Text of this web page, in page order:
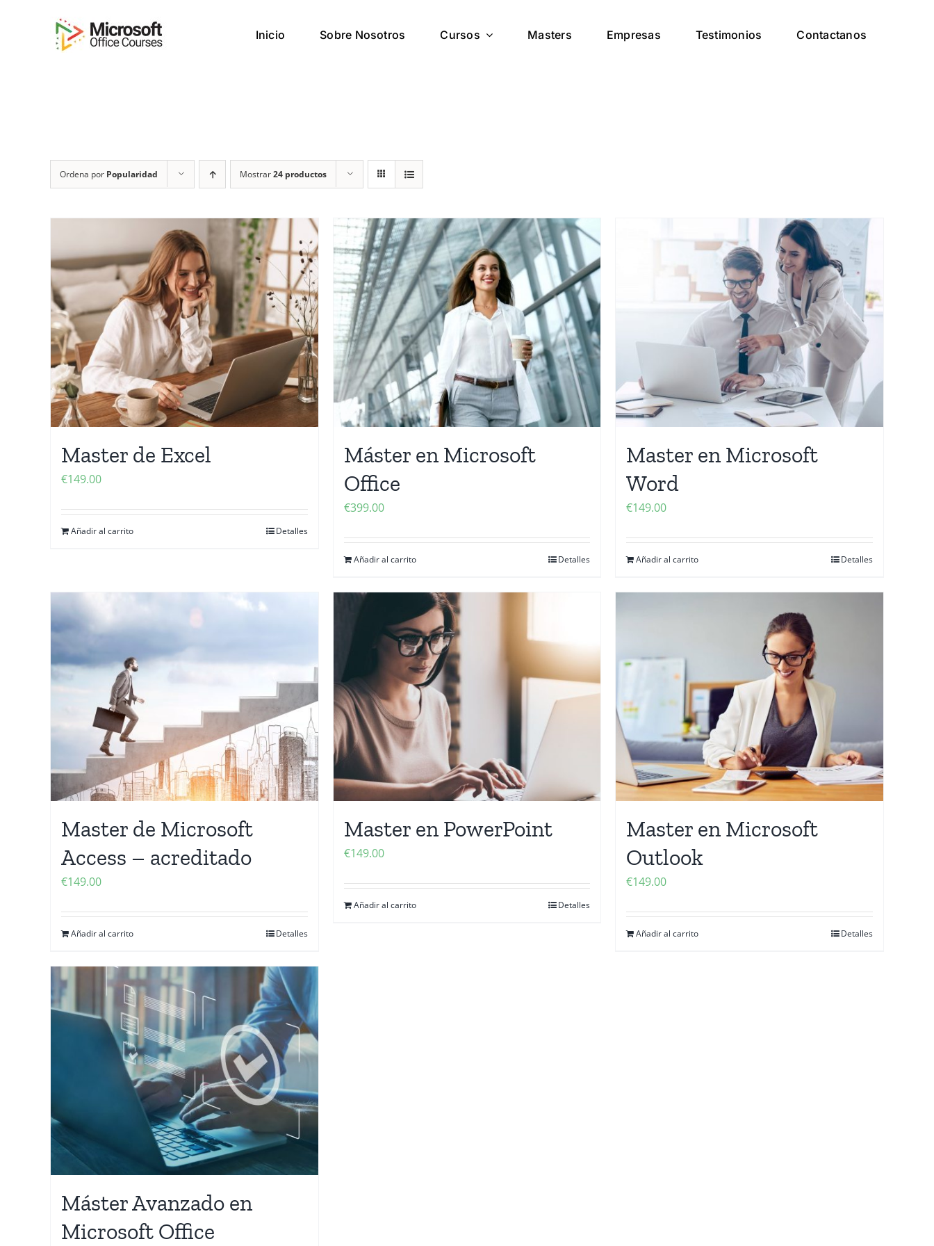
Inicio Sobre Nosotros Cursos Masters Empresas Testimonios Contactanos
Ordena por Popularidad Mostrar24 productos
Master de Excel
€149.00
Añadir al carrito Detalles
Máster en Microsoft
Office
€399.00
Añadir al carrito Detalles
Master en Microsoft
Word
€149.00
Añadir al carrito Detalles
Master de Microsoft
Access – acreditado
€149.00
Añadir al carrito Detalles
Master en PowerPoint
€149.00
Añadir al carrito Detalles
Master en Microsoft
Outlook
€149.00
Añadir al carrito Detalles
Máster Avanzado en
Microsoft Office